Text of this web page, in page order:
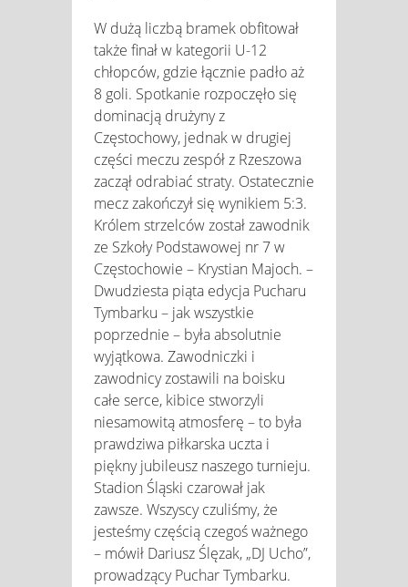
W dużą liczbą bramek obfitował
także finał w kategorii U-12
chłopców, gdzie łącznie padło aż
8 goli. Spotkanie rozpoczęło się
dominacją drużyny z
Częstochowy, jednak w drugiej
części meczu zespół z Rzeszowa
zaczął odrabiać straty. Ostatecznie
mecz zakończył się wynikiem 5:3.
Królem strzelców został zawodnik
ze Szkoły Podstawowej nr 7 w
Częstochowie – Krystian Majoch. –
Dwudziesta piąta edycja Pucharu
Tymbarku – jak wszystkie
poprzednie – była absolutnie
wyjątkowa. Zawodniczki i
zawodnicy zostawili na boisku
całe serce, kibice stworzyli
niesamowitą atmosferę – to była
prawdziwa piłkarska uczta i
piękny jubileusz naszego turnieju.
Stadion Śląski czarował jak
zawsze. Wszyscy czuliśmy, że
jesteśmy częścią czegoś ważnego
– mówił Dariusz Ślęzak, „DJ Ucho”,
prowadzący Puchar Tymbarku.